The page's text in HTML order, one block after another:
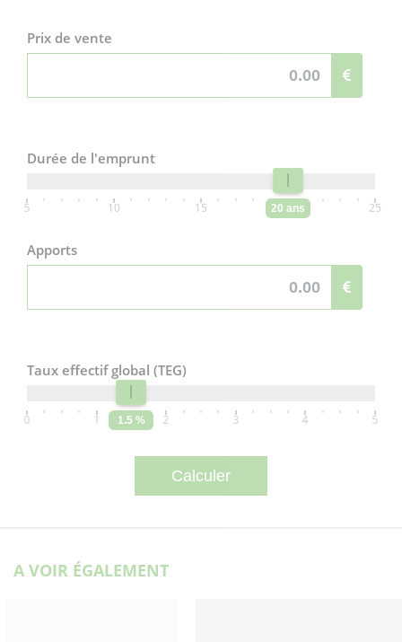
Prix de vente
Durée de l'emprunt
20 ans
5 10 15 20 25
Apports
Taux effectif global (TEG)
1.5 %
0 1 2 3 4 5
A VOIR ÉGALEMENT